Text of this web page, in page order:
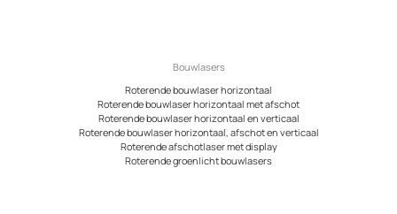
Bouwlasers
Roterende bouwlaser horizontaal
Roterende bouwlaser horizontaal met afschot
Roterende bouwlaser horizontaal en verticaal
Roterende bouwlaser horizontaal, afschot en verticaal
Roterende afschotlaser met display
Roterende groenlicht bouwlasers